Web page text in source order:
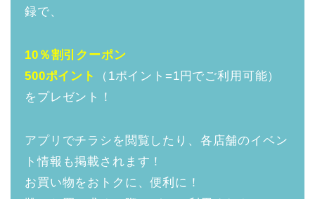
録で、
10％割引クーポン
500ポイント
（1ポイント=1円でご利用可能）
をプレゼント！
アプリでチラシを閲覧したり、各店舗のイベン
ト情報も掲載されます！
お買い物をおトクに、便利に！